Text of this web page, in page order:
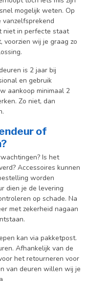
mogelijk weten. Op
niet in perfecte staat
wij je graag zo
is 2 jaar bij
en gebruik
aankoop minimaal 2
Zo niet, dan
of
Is het
Accessoires kunnen
worden
dien je de levering
op schade. Na
met zekerheid nagaan
kan via pakketpost.
Afhankelijk van de
het retourneren voor
van deuren willen wij je